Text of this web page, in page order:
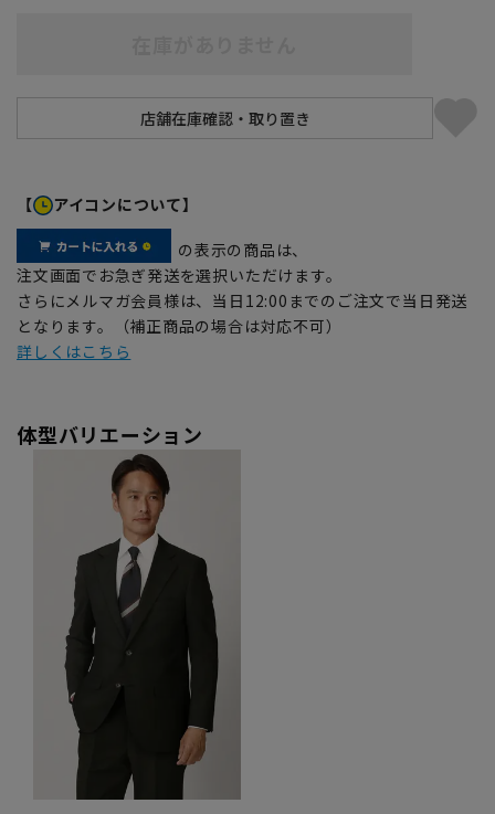
【 アイコンについて】
の表示の商品は、
注文画面でお急ぎ発送を選択いただけます。
さらにメルマガ会員様は、当日12:00までのご注文で当日発送
となります。（補正商品の場合は対応不可）
詳しくはこちら
体型バリエーション